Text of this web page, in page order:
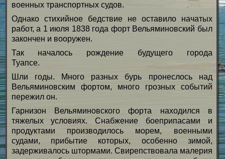
военных транспортных судов.
Однако стихийное бедствие не оставило начатых
работ, а 1 июля 1838 года форт Вельяминовский был
закончен и вооружен.
Так началось рождение будущего города
Туапсе.
Шли годы. Много разных бурь пронеслось над
Вельяминовским фортом, много грозных событий
пережил он.
Гарнизон Вельяминовского форта находился в
тяжелых условиях. Снабжение боеприпасами и
продуктами производилось морем, военными
судами, прибытие которых, особенно зимой,
задерживалось штормами. Свирепствовала малерия